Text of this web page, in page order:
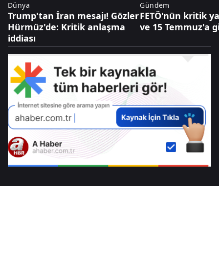
Dünya
Trump'tan İran mesajı! Gözler
Hürmüz'de: Kritik anlaşma
iddiası
Gündem
FETÖ'nün kritik
ve 15 Temmuz'a